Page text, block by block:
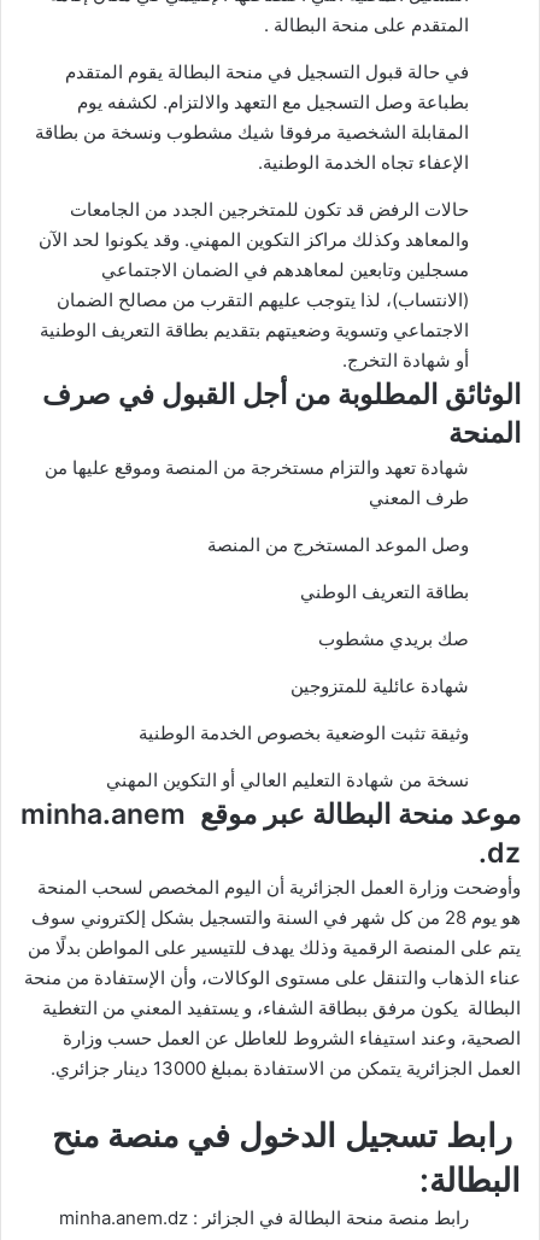
المتقدم على منحة البطالة .
في حالة قبول التسجيل في منحة البطالة يقوم المتقدم
بطباعة وصل التسجيل مع التعهد والالتزام. لكشفه يوم
المقابلة الشخصية مرفوقا شيك مشطوب ونسخة من بطاقة
الإعفاء تجاه الخدمة الوطنية.
حالات الرفض قد تكون للمتخرجين الجدد من الجامعات
والمعاهد وكذلك مراكز التكوين المهني. وقد يكونوا لحد الآن
مسجلين وتابعين لمعاهدهم في الضمان الاجتماعي
(الانتساب)، لذا يتوجب عليهم التقرب من مصالح الضمان
الاجتماعي وتسوية وضعيتهم بتقديم بطاقة التعريف الوطنية
أو شهادة التخرج.
الوثائق المطلوبة من أجل القبول في صرف
المنحة
شهادة تعهد والتزام مستخرجة من المنصة وموقع عليها من
طرف المعني
وصل الموعد المستخرج من المنصة
بطاقة التعريف الوطني
صك بريدي مشطوب
شهادة عائلية للمتزوجين
وثيقة تثبت الوضعية بخصوص الخدمة الوطنية
نسخة من شهادة التعليم العالي أو التكوين المهني
موعد منحة البطالة عبر موقع minha.anem
.dz
وأوضحت وزارة العمل الجزائرية أن اليوم المخصص لسحب المنحة
هو يوم 28 من كل شهر في السنة والتسجيل بشكل إلكتروني سوف
يتم على المنصة الرقمية وذلك يهدف للتيسير على المواطن بدلًا من
عناء الذهاب والتنقل على مستوى الوكالات، وأن الإستفادة من منحة
البطالة يكون مرفق ببطاقة الشفاء، و يستفيد المعني من التغطية
الصحية، وعند استيفاء الشروط للعاطل عن العمل حسب وزارة
العمل الجزائرية يتمكن من الاستفادة بمبلغ 13000 دينار جزائري.
رابط تسجيل الدخول في منصة منح
البطالة:
رابط منصة منحة البطالة في الجزائر :